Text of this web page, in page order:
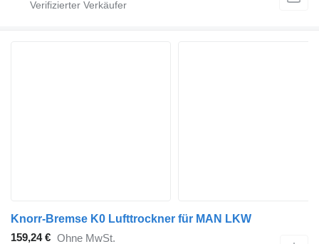
Knorr-Bremse K0 Lufttrockner für MAN LKW
159,24 € Ohne MwSt.